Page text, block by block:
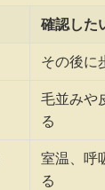
確認した
その後に
毛並みや
る
室温、呼
る